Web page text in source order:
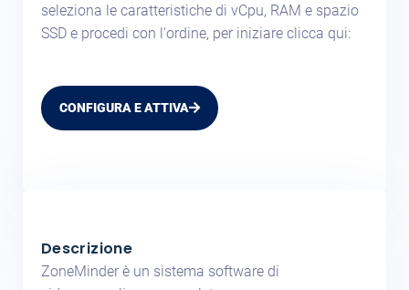
seleziona le caratteristiche di vCpu, RAM e spazio
SSD e procedi con l'ordine, per iniziare clicca qui:
CONFIGURA E ATTIVA
Descrizione
ZoneMinder è un sistema software di